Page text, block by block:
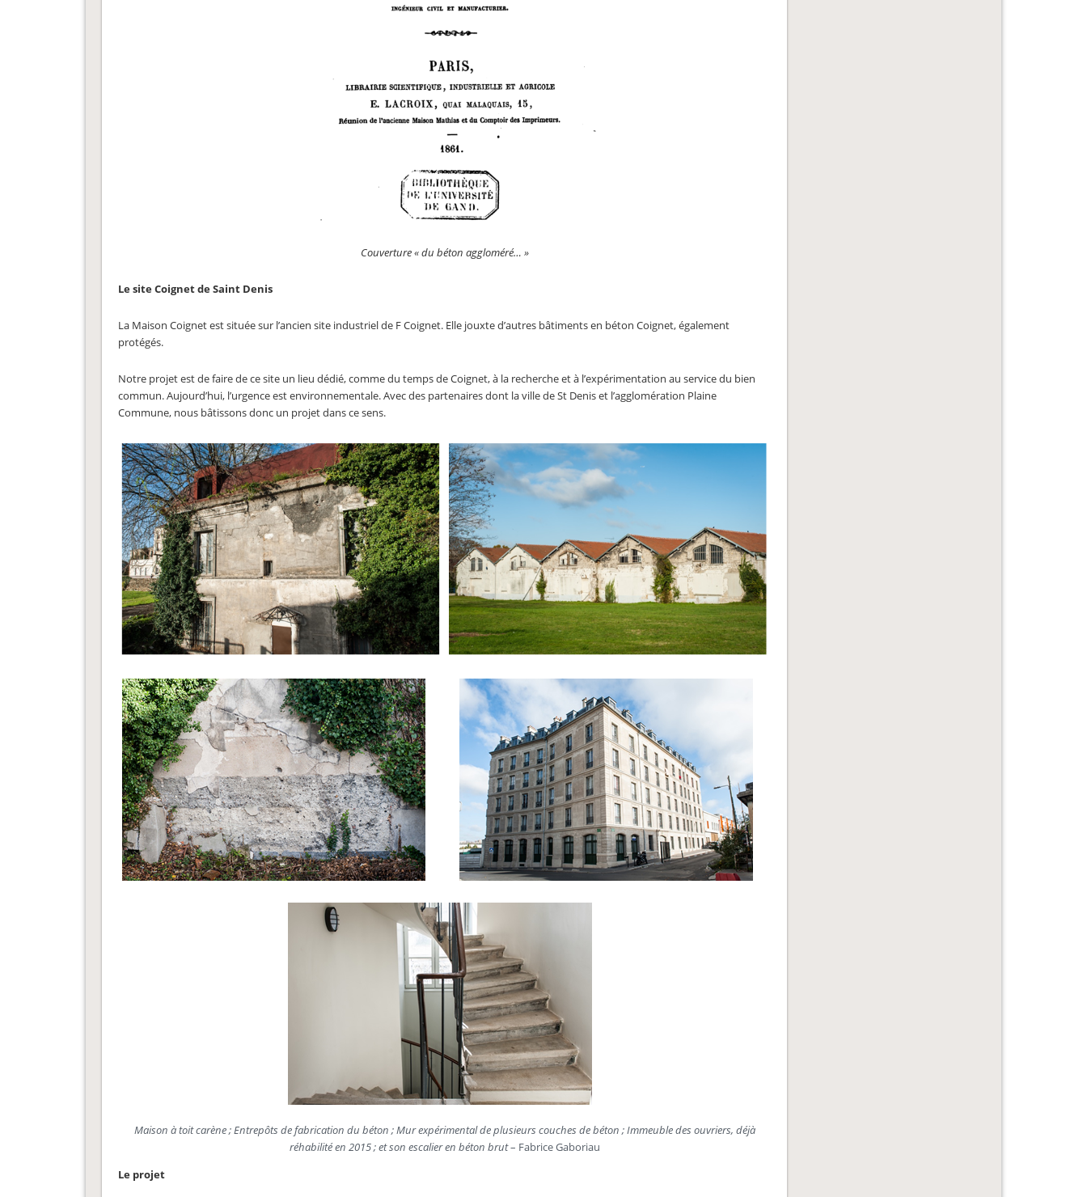
Couverture « du béton aggloméré… »
Le site Coignet de Saint Denis
La Maison Coignet est située sur l’ancien site industriel de F Coignet. Elle jouxte d’autres bâtiments en béton Coignet, également
protégés.
Notre projet est de faire de ce site un lieu dédié, comme du temps de Coignet, à la recherche et à l’expérimentation au service du bien
commun. Aujourd’hui, l’urgence est environnementale. Avec des partenaires dont la ville de St Denis et l’agglomération Plaine
Commune, nous bâtissons donc un projet dans ce sens.
Maison à toit carène ; Entrepôts de fabrication du béton ; Mur expérimental de plusieurs couches de béton ; Immeuble des ouvriers, déjà
réhabilité en 2015 ; et son escalier en béton brut– Fabrice Gaboriau
Le projet